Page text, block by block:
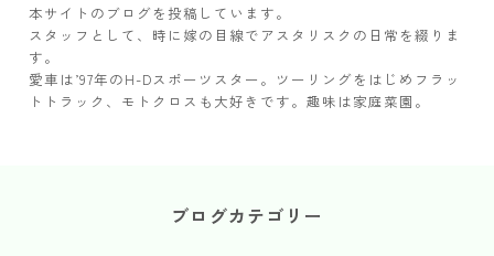
本サイトのブログを投稿しています。
スタッフとして、時に嫁の目線でアスタリスクの日常を綴りま
す。
愛車は’97年のH-Dスポーツスター。ツーリングをはじめフラッ
トトラック、モトクロスも大好きです。趣味は家庭菜園。
ブログカテゴリー